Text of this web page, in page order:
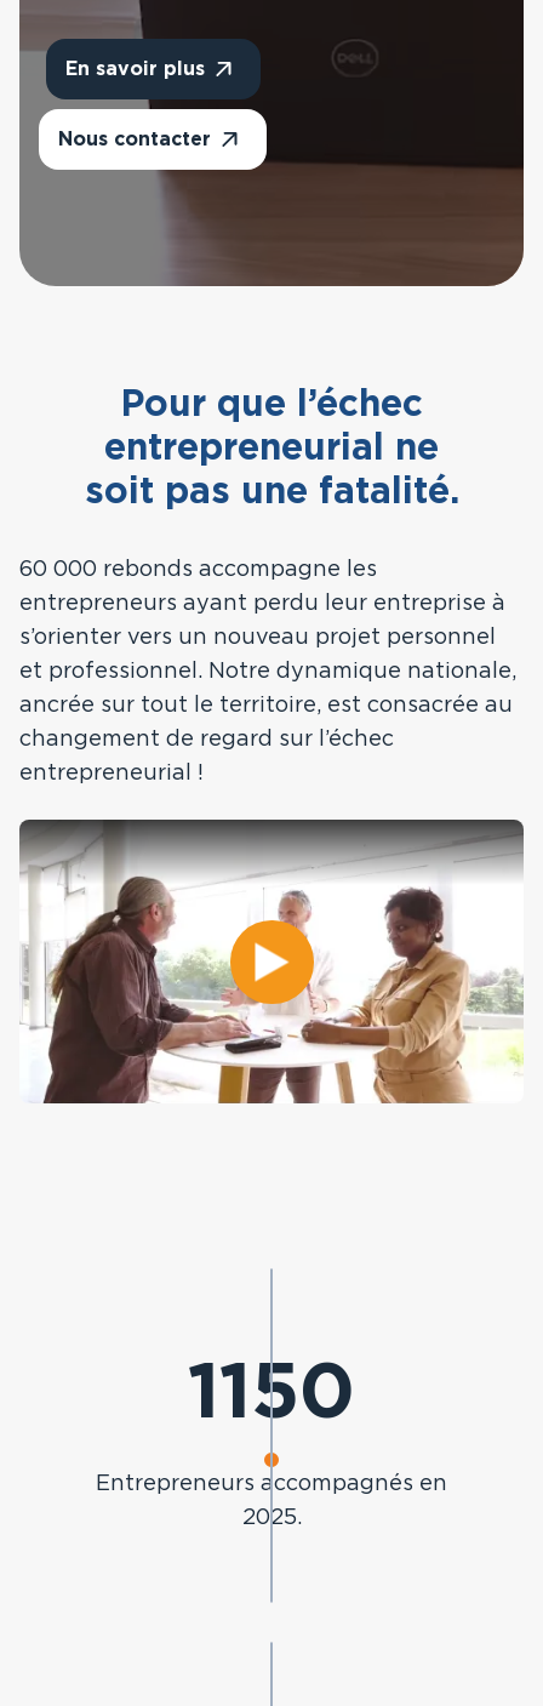
Prix Guillaume Mulliez
La Nuit de la
Résilience
Hauts-de-France
La Réunion
Normandie
Comté
Toutes nos régions
En savoir plus
Nous contacter
Pour que l’échec
entrepreneurial ne
soit pas une fatalité.
60 000 rebonds accompagne les
entrepreneurs ayant perdu leur entreprise à
s’orienter vers un nouveau projet personnel
et professionnel. Notre dynamique nationale,
ancrée sur tout le territoire, est consacrée au
changement de regard sur l’échec
entrepreneurial !
1572
Entrepreneurs accompagnés en
2025.